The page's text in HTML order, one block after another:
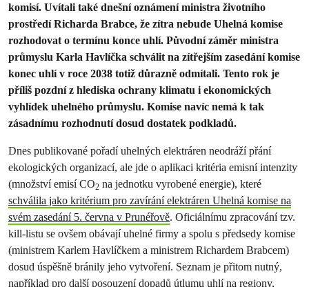
komisí. Uvítali také dnešní oznámení ministra životního
prostředí Richarda Brabce, že zítra nebude Uhelná komise
rozhodovat o termínu konce uhlí. Původní záměr ministra
průmyslu Karla Havlíčka schválit na zítřejším zasedání komise
konec uhlí v roce 2038 totiž důrazně odmítali. Tento rok je
příliš pozdní z hlediska ochrany klimatu i ekonomických
vyhlídek uhelného průmyslu. Komise navíc nemá k tak
zásadnímu rozhodnutí dosud dostatek podkladů.
Dnes publikované pořadí uhelných elektráren neodráží přání
ekologických organizací, ale jde o aplikaci kritéria emisní intenzity
(množství emisí CO2 na jednotku vyrobené energie), které
schválila jako kritérium pro zavírání elektráren Uhelná komise na
svém zasedání 5. června v Prunéřově. Oficiálnímu zpracování tzv.
kill-listu se ovšem obávají uhelné firmy a spolu s předsedy komise
(ministrem Karlem Havlíčkem a ministrem Richardem Brabcem)
dosud úspěšně bránily jeho vytvoření. Seznam je přitom nutný,
například pro další posouzení dopadů útlumu uhlí na regiony,